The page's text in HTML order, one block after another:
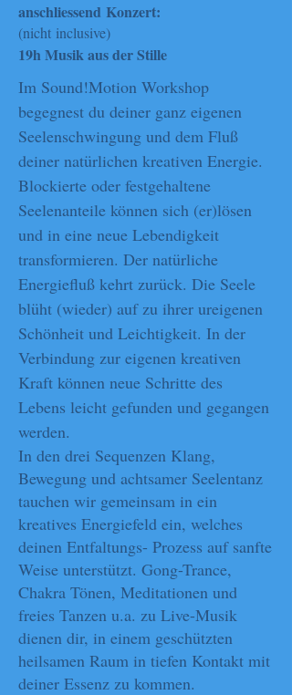
anschliessend Konzert:
(nicht inclusive)
19hMusik aus der Stille
Im Sound!Motion Workshop
begegnest du deiner ganz eigenen
Seelenschwingung und dem Fluß
deiner natürlichen kreativen Energie.
Blockierte oder festgehaltene
Seelenanteile können sich (er)lösen
und in eine neue Lebendigkeit
transformieren. Der natürliche
Energiefluß kehrt zurück. Die Seele
blüht (wieder) auf zu ihrer ureigenen
Schönheit und Leichtigkeit. In der
Verbindung zur eigenen kreativen
Kraft können neue Schritte des
Lebens leicht gefunden und gegangen
werden.
In den drei Sequenzen Klang,
Bewegung und achtsamer Seelentanz
tauchen wir gemeinsam in ein
kreatives Energiefeld ein, welches
deinen Entfaltungs- Prozess auf sanfte
Weise unterstützt. Gong-Trance,
Chakra Tönen, Meditationen und
freies Tanzen u.a. zu Live-Musik
dienen dir, in einem geschützten
heilsamen Raum in tiefen Kontakt mit
deiner Essenz zu kommen.